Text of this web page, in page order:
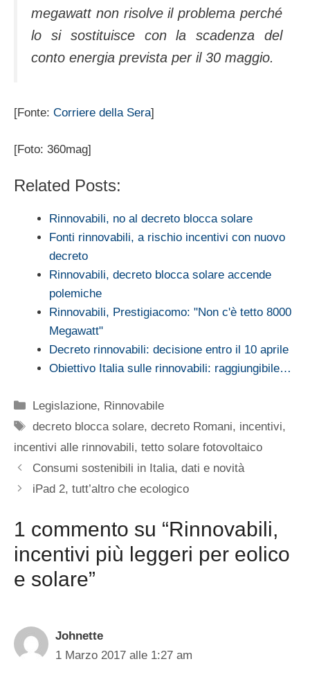
megawatt non risolve il problema perché
lo si sostituisce con la scadenza del
conto energia prevista per il 30 maggio.
[Fonte: Corriere della Sera]
[Foto: 360mag]
Related Posts:
Rinnovabili, no al decreto blocca solare
Fonti rinnovabili, a rischio incentivi con nuovo
decreto
Rinnovabili, decreto blocca solare accende
polemiche
Rinnovabili, Prestigiacomo: "Non c'è tetto 8000
Megawatt"
Decreto rinnovabili: decisione entro il 10 aprile
Obiettivo Italia sulle rinnovabili: raggiungibile…
Categorie
Legislazione, Rinnovabile
Tag
decreto blocca solare,decreto Romani, incentivi,
incentivi alle rinnovabili, tetto solare fotovoltaico
Consumi sostenibili in Italia, dati e novità
iPad 2, tutt’altro che ecologico
1 commento su “Rinnovabili,
incentivi più leggeri per eolico
e solare”
Johnette
1 Marzo 2017 alle 1:27 am